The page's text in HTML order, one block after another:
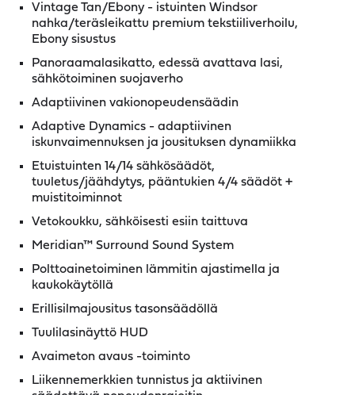
Vintage Tan/Ebony - istuinten Windsor
nahka/teräsleikattu premium tekstiiliverhoilu,
Ebony sisustus
Panoraamalasikatto, edessä avattava lasi,
sähkötoiminen suojaverho
Adaptiivinen vakionopeudensäädin
Adaptive Dynamics - adaptiivinen
iskunvaimennuksen ja jousituksen dynamiikka
Etuistuinten 14/14 sähkösäädöt,
tuuletus/jäähdytys, pääntukien 4/4 säädöt +
muistitoiminnot
Vetokoukku, sähköisesti esiin taittuva
Meridian™ Surround Sound System
Polttoainetoiminen lämmitin ajastimella ja
kaukokäytöllä
Erillisilmajousitus tasonsäädöllä
Tuulilasinäyttö HUD
Avaimeton avaus -toiminto
Liikennemerkkien tunnistus ja aktiivinen